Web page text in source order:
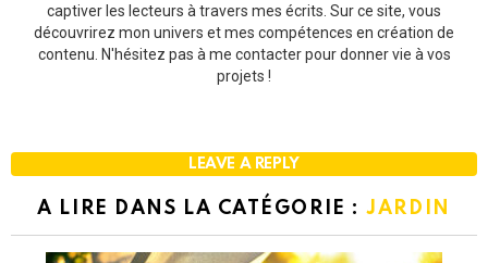
captiver les lecteurs à travers mes écrits. Sur ce site, vous
découvrirez mon univers et mes compétences en création de
contenu. N'hésitez pas à me contacter pour donner vie à vos
projets !
LEAVE A REPLY
A LIRE DANS LA CATÉGORIE :JARDIN